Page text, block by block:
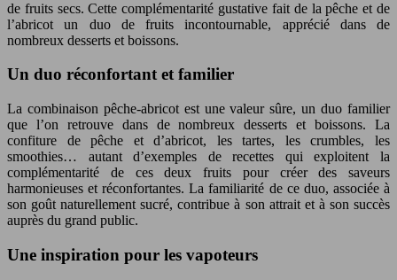
de fruits secs. Cette complémentarité gustative fait de la pêche et de
l’abricot un duo de fruits incontournable, apprécié dans de
nombreux desserts et boissons.
Un duo réconfortant et familier
La combinaison pêche-abricot est une valeur sûre, un duo familier
que l’on retrouve dans de nombreux desserts et boissons. La
confiture de pêche et d’abricot, les tartes, les crumbles, les
smoothies… autant d’exemples de recettes qui exploitent la
complémentarité de ces deux fruits pour créer des saveurs
harmonieuses et réconfortantes. La familiarité de ce duo, associée à
son goût naturellement sucré, contribue à son attrait et à son succès
auprès du grand public.
Une inspiration pour les vapoteurs